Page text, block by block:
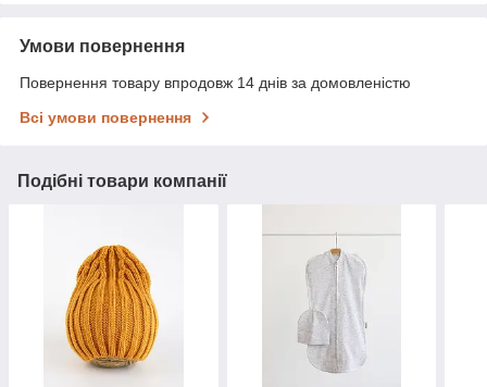
Умови повернення
Повернення товару впродовж 14 днів за домовленістю
Всі умови повернення
Подібні товари компанії